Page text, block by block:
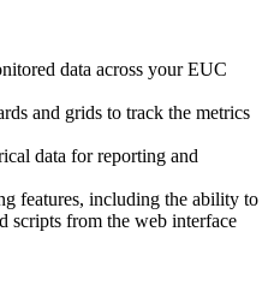
data across your EUC
and grids to track the metrics
data for reporting and
features, including the ability to
scripts from the web interface